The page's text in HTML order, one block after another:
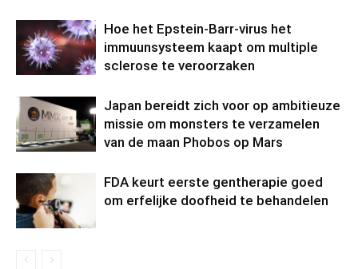
Hoe het Epstein-Barr-virus het
immuunsysteem kaapt om multiple
sclerose te veroorzaken
Japan bereidt zich voor op ambitieuze
missie om monsters te verzamelen
van de maan Phobos op Mars
FDA keurt eerste gentherapie goed
om erfelijke doofheid te behandelen